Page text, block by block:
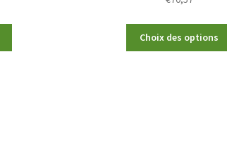
Choix des options